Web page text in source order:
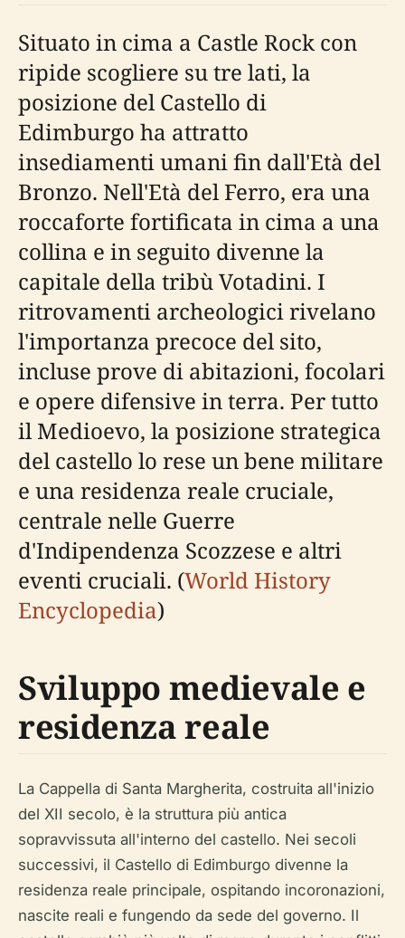
Situato in cima a Castle Rock con
ripide scogliere su tre lati, la
posizione del Castello di
Edimburgo ha attratto
insediamenti umani fin dall'Età del
Bronzo. Nell'Età del Ferro, era una
roccaforte fortificata in cima a una
collina e in seguito divenne la
capitale della tribù Votadini. I
ritrovamenti archeologici rivelano
l'importanza precoce del sito,
incluse prove di abitazioni, focolari
e opere difensive in terra. Per tutto
il Medioevo, la posizione strategica
del castello lo rese un bene militare
e una residenza reale cruciale,
centrale nelle Guerre
d'Indipendenza Scozzese e altri
eventi cruciali. (World History
Encyclopedia)
Sviluppo medievale e
residenza reale
La Cappella di Santa Margherita, costruita all'inizio
del XII secolo, è la struttura più antica
sopravvissuta all'interno del castello. Nei secoli
successivi, il Castello di Edimburgo divenne la
residenza reale principale, ospitando incoronazioni,
nascite reali e fungendo da sede del governo. Il